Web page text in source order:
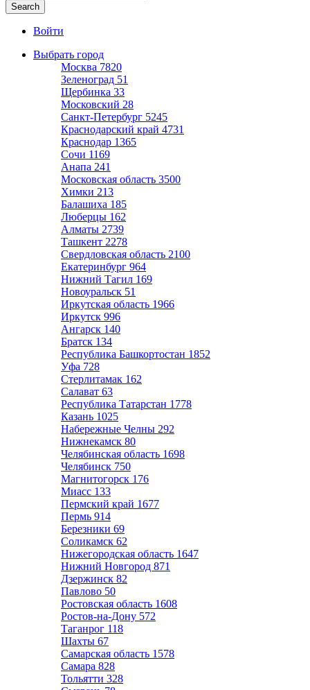
Войти
Выбрать город
Москва 7820
Зеленоград 51
Щербинка 33
Московский 28
Санкт-Петербург 5245
Краснодарский край 4731
Краснодар 1365
Сочи 1169
Анапа 241
Московская область 3500
Химки 213
Балашиха 185
Люберцы 162
Алматы 2739
Ташкент 2278
Свердловская область 2100
Екатеринбург 964
Нижний Тагил 169
Новоуральск 51
Иркутская область 1966
Иркутск 996
Ангарск 140
Братск 134
Республика Башкортостан 1852
Уфа 728
Стерлитамак 162
Салават 63
Республика Татарстан 1778
Казань 1025
Набережные Челны 292
Нижнекамск 80
Челябинская область 1698
Челябинск 750
Магнитогорск 176
Миасс 133
Пермский край 1677
Пермь 914
Березники 69
Соликамск 62
Нижегородская область 1647
Нижний Новгород 871
Дзержинск 82
Павлово 50
Ростовская область 1608
Ростов-на-Дону 572
Таганрог 118
Шахты 67
Самарская область 1578
Самара 828
Тольятти 328